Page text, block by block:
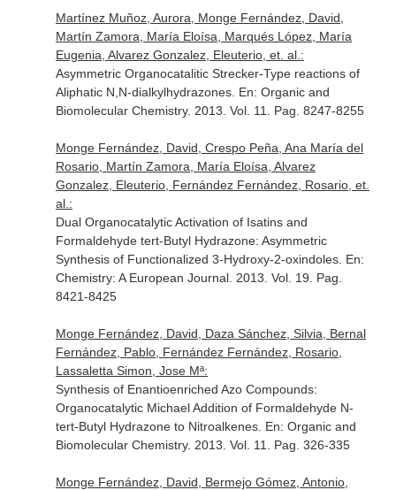
Martínez Muñoz, Aurora, Monge Fernández, David,
Martín Zamora, María Eloísa, Marqués López, María
Eugenia, Alvarez Gonzalez, Eleuterio, et. al.:
Asymmetric Organocatalitic Strecker-Type reactions of
Aliphatic N,N-dialkylhydrazones. En: Organic and
Biomolecular Chemistry. 2013. Vol. 11. Pag. 8247-8255
Monge Fernández, David, Crespo Peña, Ana María del
Rosario, Martín Zamora, María Eloísa, Alvarez
Gonzalez, Eleuterio, Fernández Fernández, Rosario, et.
al.:
Dual Organocatalytic Activation of Isatins and
Formaldehyde tert-Butyl Hydrazone: Asymmetric
Synthesis of Functionalized 3-Hydroxy-2-oxindoles. En:
Chemistry: A European Journal. 2013. Vol. 19. Pag.
8421-8425
Monge Fernández, David, Daza Sánchez, Silvia, Bernal
Fernández, Pablo, Fernández Fernández, Rosario,
Lassaletta Simon, Jose Mª:
Synthesis of Enantioenriched Azo Compounds:
Organocatalytic Michael Addition of Formaldehyde N-
tert-Butyl Hydrazone to Nitroalkenes. En: Organic and
Biomolecular Chemistry. 2013. Vol. 11. Pag. 326-335
Monge Fernández, David, Bermejo Gómez, Antonio,